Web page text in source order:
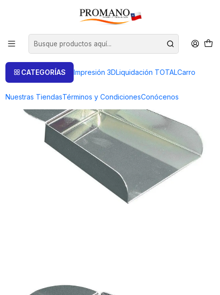
CATEGORÍAS Impresión 3DLiquidación TOTALCarro
Nuestras TiendasTérminos y CondicionesConócenos
Casting Sandcasting Insumos
PALA CROMADA 65X100 MM